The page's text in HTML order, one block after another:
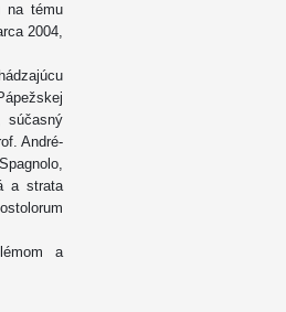
na tému
2004,
súčasný
André-
a strata
a